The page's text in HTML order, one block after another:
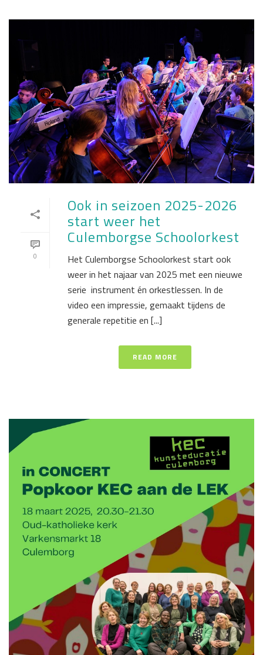
0
Ook in seizoen 2025-2026
start weer het
Culemborgse Schoolorkest
Het Culemborgse Schoolorkest start ook
weer in het najaar van 2025 met een nieuwe
serie instrument én orkestlessen. In de
video een impressie, gemaakt tijdens de
generale repetitie en [...]
READ MORE